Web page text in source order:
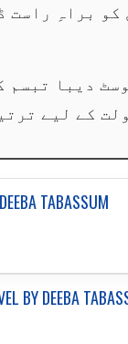
براہِ راست
دیبا تبسم
کے لیے
TABASSUM
BY DEEBA